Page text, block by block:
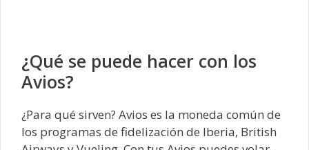
¿Qué se puede hacer con los
Avios?
¿Para qué sirven? Avios es la moneda común de
los programas de fidelización de Iberia, British